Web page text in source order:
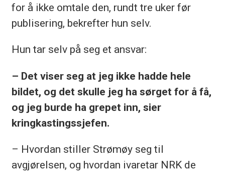
for å ikke omtale den, rundt tre uker før
publisering, bekrefter hun selv.
Hun tar selv på seg et ansvar:
– Det viser seg at jeg ikke hadde hele
bildet, og det skulle jeg ha sørget for å få,
og jeg burde ha grepet inn, sier
kringkastingssjefen.
– Hvordan stiller Strømøy seg til
avgjørelsen, og hvordan ivaretar NRK de